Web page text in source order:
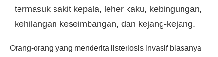
termasuk sakit kepala, leher kaku, kebingungan,
kehilangan keseimbangan, dan kejang-kejang.
Orang-orang yang menderita listeriosis invasif biasanya